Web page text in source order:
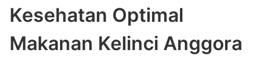
Kesehatan Optimal
Makanan Kelinci Anggora